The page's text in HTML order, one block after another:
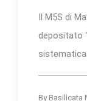
Il M5S di
depositato
sistematica
By Basilicata